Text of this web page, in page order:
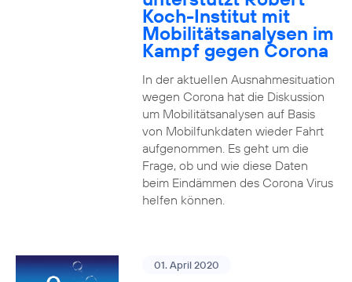
Koch-Institut mit
Mobilitätsanalysen im
Kampf gegen Corona
In der aktuellen Ausnahmesituation
wegen Corona hat die Diskussion
um Mobilitätsanalysen auf Basis
von Mobilfunkdaten wieder Fahrt
aufgenommen. Es geht um die
Frage, ob und wie diese Daten
beim Eindämmen des Corona Virus
helfen können.
01. April 2020